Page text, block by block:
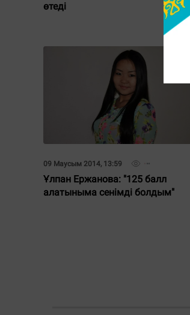
өтеді
09 Маусым 2014, 13:59
Ұлпан Ержанова: "125 балл
алатыныма сенімді болдым"